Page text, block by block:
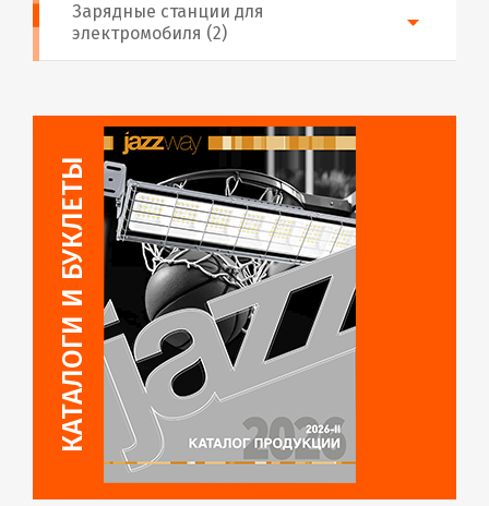
Зарядные станции для
электромобиля (2)